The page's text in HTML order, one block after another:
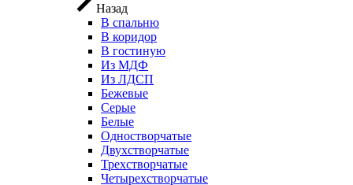
Назад
В спальню
В коридор
В гостиную
Из МДФ
Из ЛДСП
Бежевые
Серые
Белые
Одностворчатые
Двухстворчатые
Трехстворчатые
Четырехстворчатые